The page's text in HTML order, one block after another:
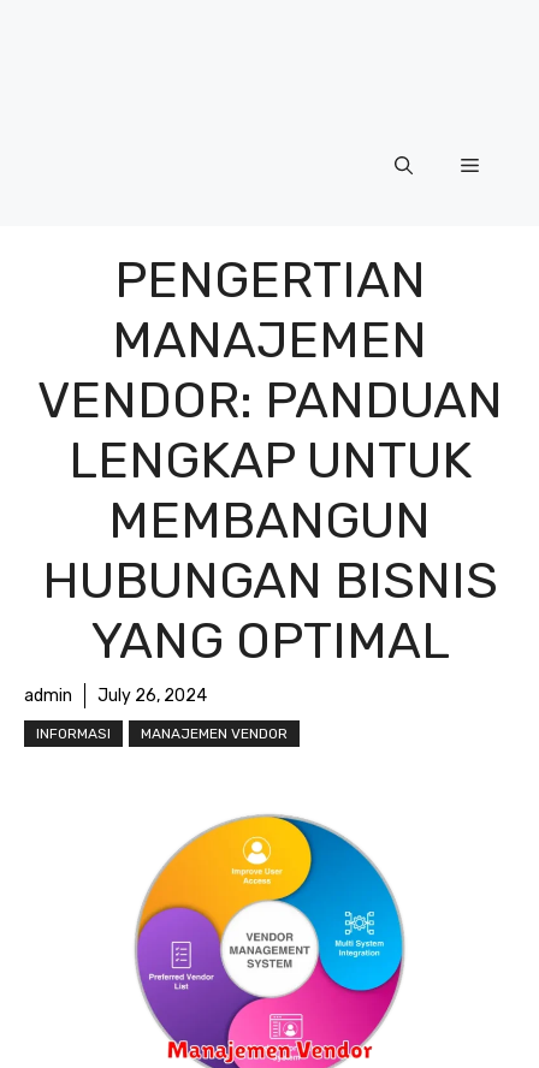
Menu
PENGERTIAN
MANAJEMEN
VENDOR: PANDUAN
LENGKAP UNTUK
MEMBANGUN
HUBUNGAN BISNIS
YANG OPTIMAL
admin July 26, 2024
INFORMASI MANAJEMEN VENDOR